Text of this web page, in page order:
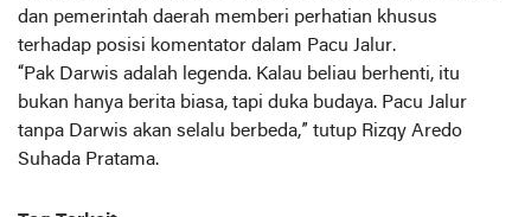
dan pemerintah daerah memberi perhatian khusus
terhadap posisi komentator dalam Pacu Jalur.
“Pak Darwis adalah legenda. Kalau beliau berhenti, itu
bukan hanya berita biasa, tapi duka budaya. Pacu Jalur
tanpa Darwis akan selalu berbeda,” tutup Rizqy Aredo
Suhada Pratama.